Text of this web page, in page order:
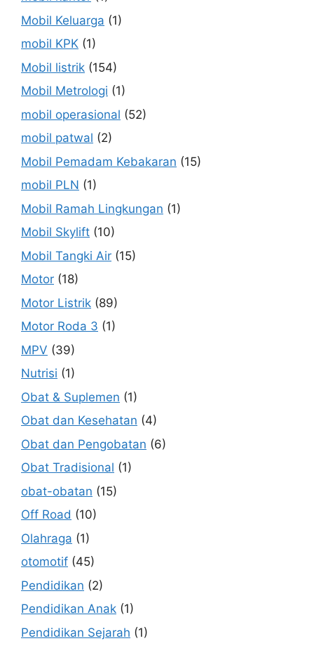
Mobil Keluarga (1)
mobil KPK (1)
Mobil listrik (154)
Mobil Metrologi (1)
mobil operasional (52)
mobil patwal (2)
Mobil Pemadam Kebakaran (15)
mobil PLN (1)
Mobil Ramah Lingkungan (1)
Mobil Skylift (10)
Mobil Tangki Air (15)
Motor (18)
Motor Listrik (89)
Motor Roda 3 (1)
MPV (39)
Nutrisi (1)
Obat & Suplemen (1)
Obat dan Kesehatan (4)
Obat dan Pengobatan (6)
Obat Tradisional (1)
obat-obatan (15)
Off Road (10)
Olahraga (1)
otomotif (45)
Pendidikan (2)
Pendidikan Anak (1)
Pendidikan Sejarah (1)